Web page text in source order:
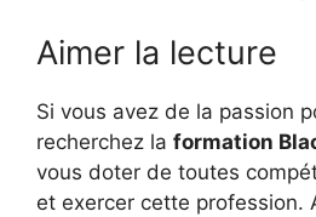
Aimer la lecture
Si vous avez de la passion
recherchez la formation
vous doter de toutes
et exercer cette profession.